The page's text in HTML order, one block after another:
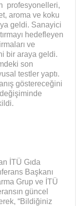
profesyonelleri,
aroma ve koku
geldi. Sanayici
hedefleyen
ve
bir araya geldi.
son
testler yaptı.
göstereceğini
İTÜ Gıda
Başkanı
Grup ve İTÜ
güncel
“Bildiğiniz